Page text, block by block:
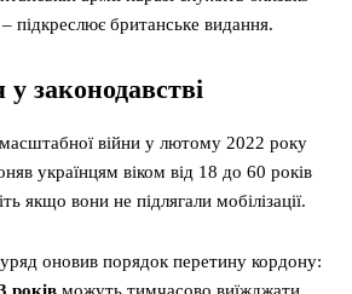
підкреслює британське видання.
законодавстві
війни у лютому 2022 року
українцям віком від 18 до 60 років
якщо вони не підлягали мобілізації.
оновив порядок перетину кордону: